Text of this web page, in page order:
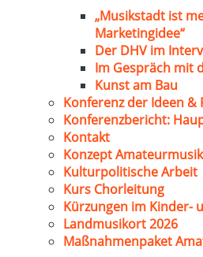
„Musikstadt ist
Marketingidee“
Der DHV im
Im Gespräch mit
Kunst am Bau
Konferenz der Ideen &
Konferenzbericht:
Kontakt
Konzept
Kulturpolitische Arbeit
Kurs Chorleitung
Kürzungen im Kinder-
Landmusikort 2026
Maßnahmenpaket